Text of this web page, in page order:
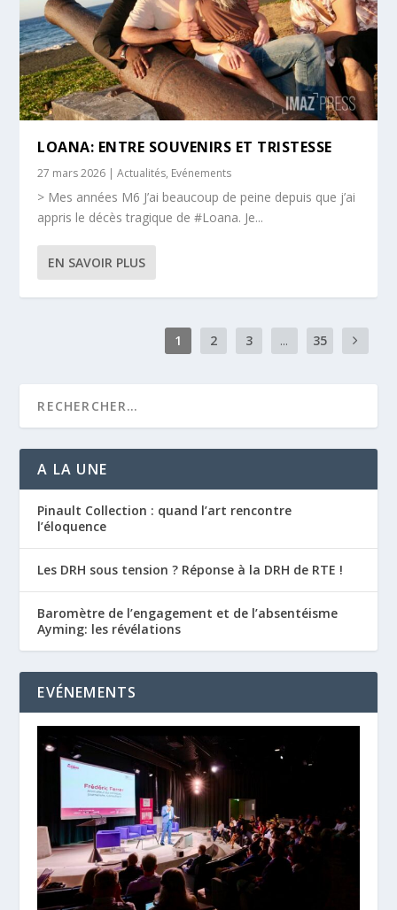
LOANA: ENTRE SOUVENIRS ET TRISTESSE
27 mars 2026 |Actualités, Evénements
> Mes années M6 J’ai beaucoup de peine depuis que j’ai
appris le décès tragique de #Loana. Je...
EN SAVOIR PLUS
1 2 3 ... 35
A LA UNE
Pinault Collection : quand l’art rencontre
l’éloquence
Les DRH sous tension ? Réponse à la DRH de RTE !
Baromètre de l’engagement et de l’absentéisme
Ayming: les révélations
EVÉNEMENTS